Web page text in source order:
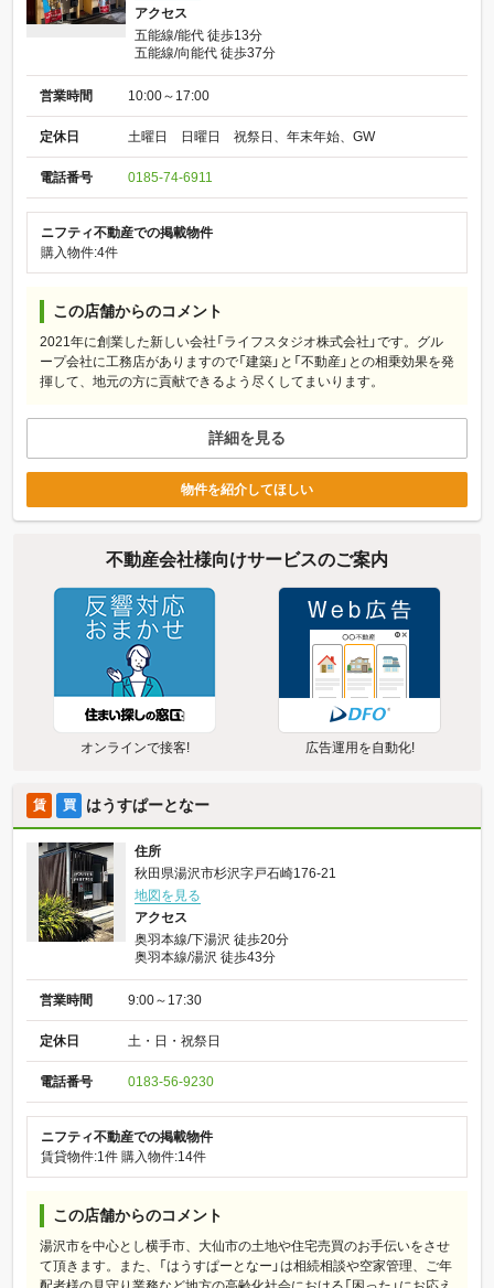
アクセス
五能線/能代 徒歩13分
五能線/向能代 徒歩37分
営業時間 10:00～17:00
定休日 土曜日 日曜日 祝祭日、年末年始、GW
電話番号 0185-74-6911
ニフティ不動産での掲載物件
購入物件:4件
この店舗からのコメント
2021年に創業した新しい会社「ライフスタジオ株式会社」です。グル
ープ会社に工務店がありますので「建築」と「不動産」との相乗効果を発
揮して、地元の方に貢献できるよう尽くしてまいります。
詳細を見る
物件を紹介してほしい
不動産会社様向けサービスのご案内
オンラインで接客! 広告運用を自動化!
賃 買 はうすぱーとなー
住所
秋田県湯沢市杉沢字戸石崎176-21
地図を見る
アクセス
奥羽本線/下湯沢 徒歩20分
奥羽本線/湯沢 徒歩43分
営業時間 9:00～17:30
定休日 土・日・祝祭日
電話番号 0183-56-9230
ニフティ不動産での掲載物件
賃貸物件:1件 購入物件:14件
この店舗からのコメント
湯沢市を中心とし横手市、大仙市の土地や住宅売買のお手伝いをさせ
て頂きます。また、「はうすぱーとなー」は相続相談や空家管理、ご年